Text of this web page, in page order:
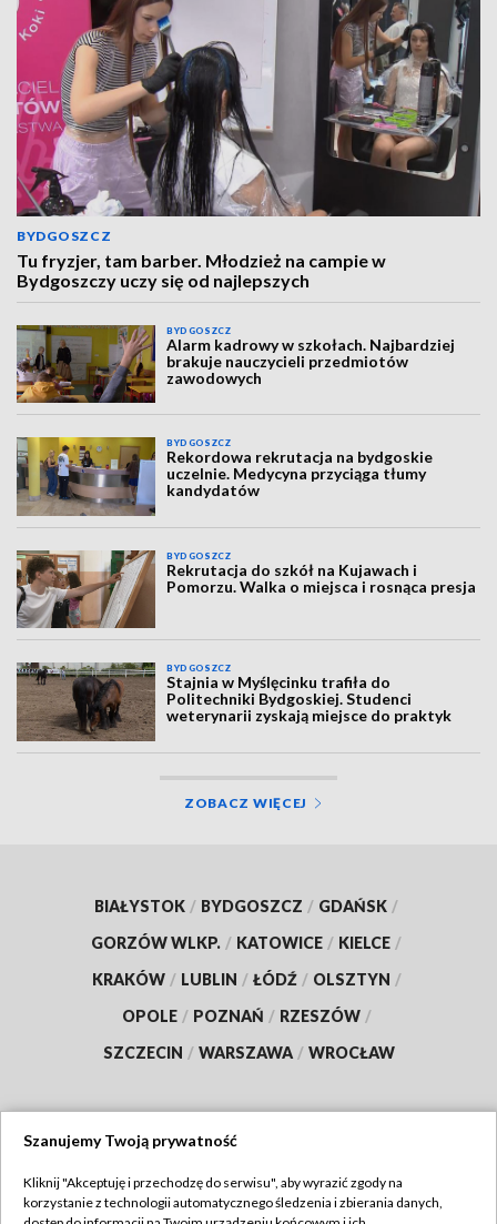
BYDGOSZCZ
Tu fryzjer, tam barber. Młodzież na campie w
Bydgoszczy uczy się od najlepszych
BYDGOSZCZ
Alarm kadrowy w szkołach. Najbardziej
brakuje nauczycieli przedmiotów
zawodowych
BYDGOSZCZ
Rekordowa rekrutacja na bydgoskie
uczelnie. Medycyna przyciąga tłumy
kandydatów
BYDGOSZCZ
Rekrutacja do szkół na Kujawach i
Pomorzu. Walka o miejsca i rosnąca presja
BYDGOSZCZ
Stajnia w Myślęcinku trafiła do
Politechniki Bydgoskiej. Studenci
weterynarii zyskają miejsce do praktyk
ZOBACZ WIĘCEJ
BIAŁYSTOK / BYDGOSZCZ / GDAŃSK /
GORZÓW WLKP. / KATOWICE / KIELCE /
KRAKÓW / LUBLIN / ŁÓDŹ / OLSZTYN /
OPOLE / POZNAŃ / RZESZÓW /
SZCZECIN / WARSZAWA / WROCŁAW
TVP
Szanujemy Twoją prywatność
Kliknij "Akceptuję i przechodzę do serwisu", aby wyrazić zgody na
korzystanie z technologii automatycznego śledzenia i zbierania danych,